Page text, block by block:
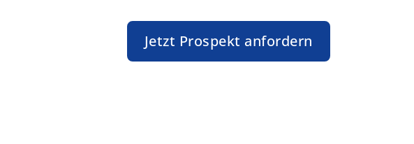
Jetzt Prospekt anfordern